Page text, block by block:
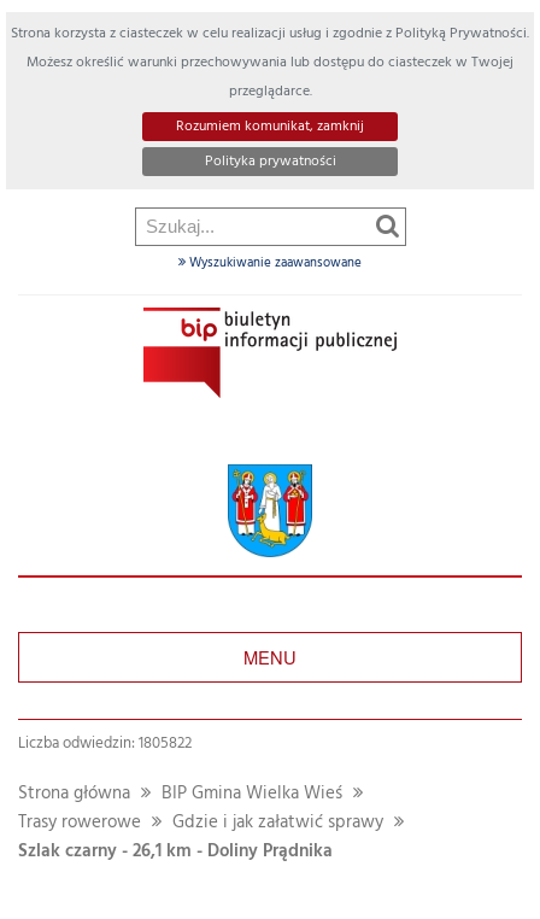
Strona korzysta z ciasteczek w celu realizacji usług i zgodnie z Polityką Prywatności.
Możesz określić warunki przechowywania lub dostępu do ciasteczek w Twojej
przeglądarce.
Rozumiem komunikat, zamknij
Polityka prywatności
Wyszukiwanie zaawansowane
MENU
Liczba odwiedzin: 1805822
Strona główna
BIP Gmina Wielka Wieś
Trasy rowerowe
Gdzie i jak załatwić sprawy
Szlak czarny - 26,1 km - Doliny Prądnika